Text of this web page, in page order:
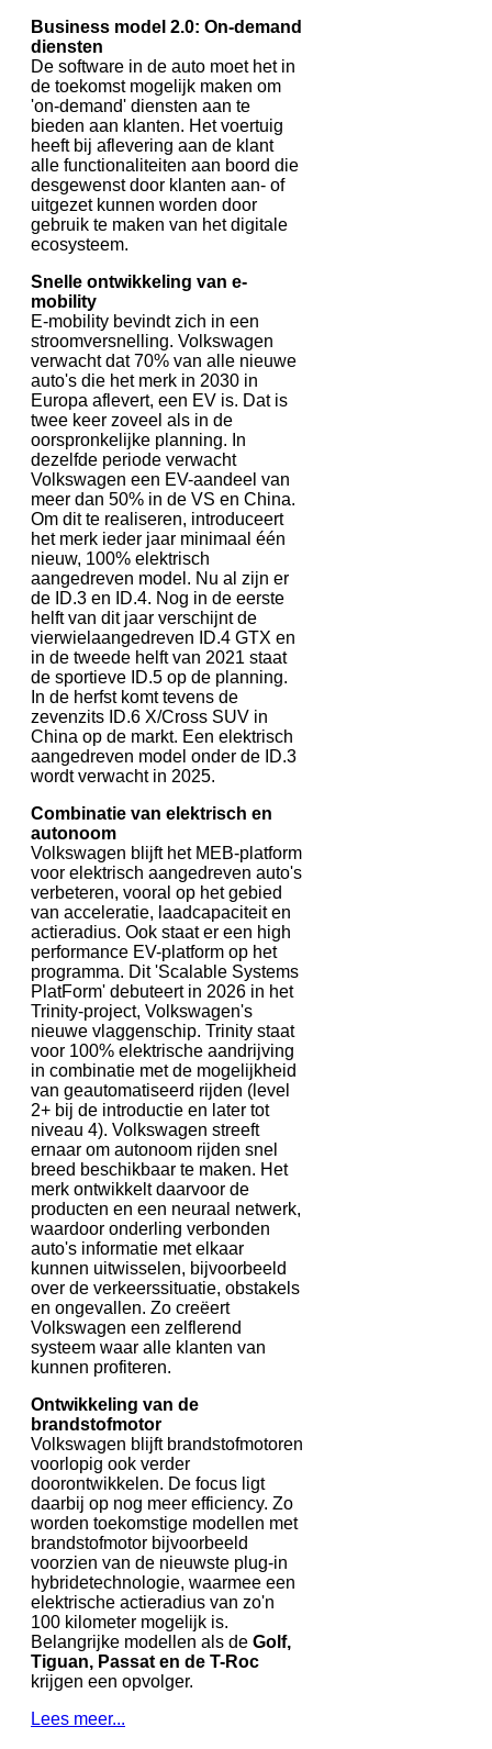
Business model 2.0: On-demand
diensten
De software in de auto moet het in
de toekomst mogelijk maken om
'on-demand' diensten aan te
bieden aan klanten. Het voertuig
heeft bij aflevering aan de klant
alle functionaliteiten aan boord die
desgewenst door klanten aan- of
uitgezet kunnen worden door
gebruik te maken van het digitale
ecosysteem.
Snelle ontwikkeling van e-
mobility
E-mobility bevindt zich in een
stroomversnelling. Volkswagen
verwacht dat 70% van alle nieuwe
auto's die het merk in 2030 in
Europa aflevert, een EV is. Dat is
twee keer zoveel als in de
oorspronkelijke planning. In
dezelfde periode verwacht
Volkswagen een EV-aandeel van
meer dan 50% in de VS en China.
Om dit te realiseren, introduceert
het merk ieder jaar minimaal één
nieuw, 100% elektrisch
aangedreven model. Nu al zijn er
de ID.3 en ID.4. Nog in de eerste
helft van dit jaar verschijnt de
vierwielaangedreven ID.4 GTX en
in de tweede helft van 2021 staat
de sportieve ID.5 op de planning.
In de herfst komt tevens de
zevenzits ID.6 X/Cross SUV in
China op de markt. Een elektrisch
aangedreven model onder de ID.3
wordt verwacht in 2025.
Combinatie van elektrisch en
autonoom
Volkswagen blijft het MEB-platform
voor elektrisch aangedreven auto's
verbeteren, vooral op het gebied
van acceleratie, laadcapaciteit en
actieradius. Ook staat er een high
performance EV-platform op het
programma. Dit 'Scalable Systems
PlatForm' debuteert in 2026 in het
Trinity-project, Volkswagen's
nieuwe vlaggenschip. Trinity staat
voor 100% elektrische aandrijving
in combinatie met de mogelijkheid
van geautomatiseerd rijden (level
2+ bij de introductie en later tot
niveau 4). Volkswagen streeft
ernaar om autonoom rijden snel
breed beschikbaar te maken. Het
merk ontwikkelt daarvoor de
producten en een neuraal netwerk,
waardoor onderling verbonden
auto's informatie met elkaar
kunnen uitwisselen, bijvoorbeeld
over de verkeerssituatie, obstakels
en ongevallen. Zo creëert
Volkswagen een zelflerend
systeem waar alle klanten van
kunnen profiteren.
Ontwikkeling van de
brandstofmotor
Volkswagen blijft brandstofmotoren
voorlopig ook verder
doorontwikkelen. De focus ligt
daarbij op nog meer efficiency. Zo
worden toekomstige modellen met
brandstofmotor bijvoorbeeld
voorzien van de nieuwste plug-in
hybridetechnologie, waarmee een
elektrische actieradius van zo'n
100 kilometer mogelijk is.
Belangrijke modellen als de Golf,
Tiguan, Passat en de T-Roc
krijgen een opvolger.
Lees meer...